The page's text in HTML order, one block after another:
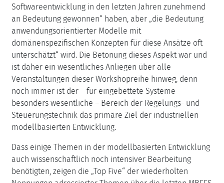
Softwareentwicklung in den letzten Jahren zunehmend
an Bedeutung gewonnen“ haben, aber „die Bedeutung
anwendungsorientierter Modelle mit
domänenspezifischen Konzepten für diese Ansätze oft
unterschätzt“ wird. Die Betonung dieses Aspekt war und
ist daher ein wesentliches Anliegen über alle
Veranstaltungen dieser Workshopreihe hinweg, denn
noch immer ist der – für eingebettete Systeme
besonders wesentliche – Bereich der Regelungs- und
Steuerungstechnik das primäre Ziel der industriellen
modellbasierten Entwicklung.
Dass einige Themen in der modellbasierten Entwicklung
auch wissenschaftlich noch intensiver Bearbeitung
benötigten, zeigen die „Top Five“ der wiederholten